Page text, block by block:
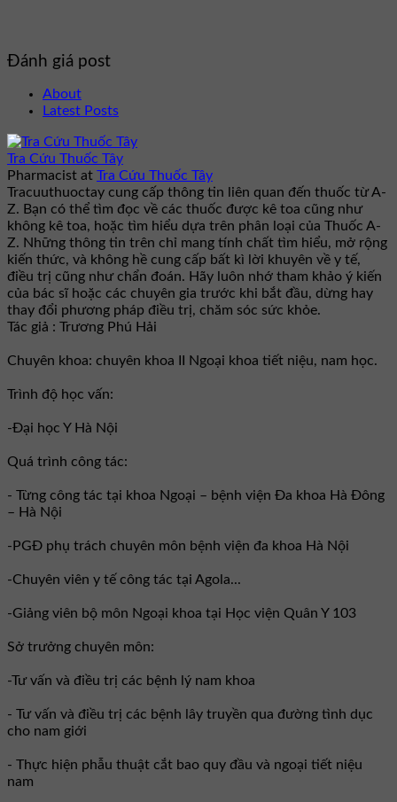
Đánh giá post
About
Latest Posts
Tra Cứu Thuốc Tây
Pharmacist at Tra Cứu Thuốc Tây
Tracuuthuoctay cung cấp thông tin liên quan đến thuốc từ A-
Z. Bạn có thể tìm đọc về các thuốc được kê toa cũng như
không kê toa, hoặc tìm hiểu dựa trên phân loại của Thuốc A-
Z. Những thông tin trên chỉ mang tính chất tìm hiểu, mở rộng
kiến thức, và không hề cung cấp bất kì lời khuyên về y tế,
điều trị cũng như chẩn đoán. Hãy luôn nhớ tham khảo ý kiến
của bác sĩ hoặc các chuyên gia trước khi bắt đầu, dừng hay
thay đổi phương pháp điều trị, chăm sóc sức khỏe.
Tác giả : Trương Phú Hải
Chuyên khoa: chuyên khoa II Ngoại khoa tiết niệu, nam học.
Trình độ học vấn:
-Đại học Y Hà Nội
Quá trình công tác:
- Từng công tác tại khoa Ngoại – bệnh viện Đa khoa Hà Đông
– Hà Nội
-PGĐ phụ trách chuyên môn bệnh viện đa khoa Hà Nội
-Chuyên viên y tế công tác tại Agola...
-Giảng viên bộ môn Ngoại khoa tại Học viện Quân Y 103
Sở trưởng chuyên môn:
-Tư vấn và điều trị các bệnh lý nam khoa
- Tư vấn và điều trị các bệnh lây truyền qua đường tình dục
cho nam giới
- Thực hiện phẫu thuật cắt bao quy đầu và ngoại tiết niệu
nam